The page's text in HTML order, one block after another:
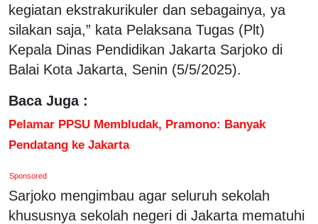
kegiatan ekstrakurikuler dan sebagainya, ya
silakan saja,” kata Pelaksana Tugas (Plt)
Kepala Dinas Pendidikan Jakarta Sarjoko di
Balai Kota Jakarta, Senin (5/5/2025).
Baca Juga :
Pelamar PPSU Membludak, Pramono: Banyak
Pendatang ke Jakarta
Sponsored
Sarjoko mengimbau agar seluruh sekolah
khususnya sekolah negeri di Jakarta mematuhi